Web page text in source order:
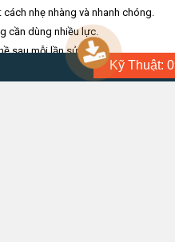
nhẹ nhàng và nhanh chóng.
cần dùng nhiều lực.
sau mỗi lần sử dụng.
cơ khí hoặc trong gia đình.Kỹ Thuật: